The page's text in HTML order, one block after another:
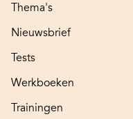
Thema's
Nieuwsbrief
Tests
Werkboeken
Trainingen